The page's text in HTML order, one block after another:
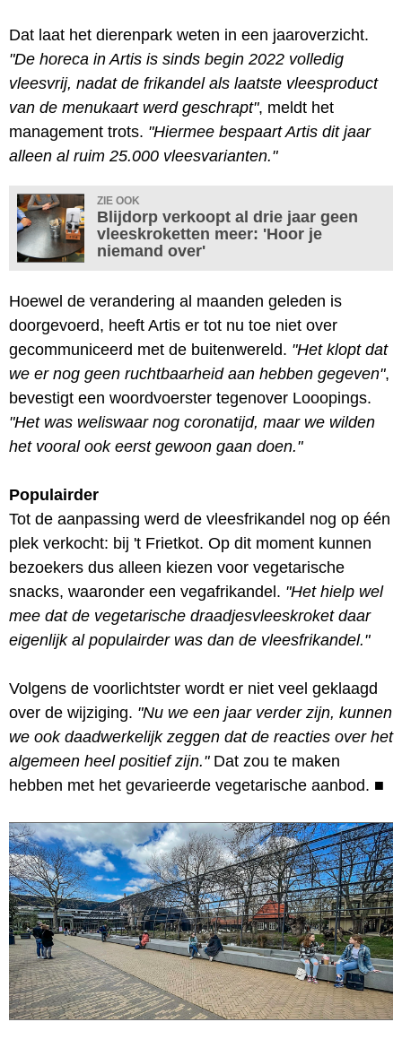
Dat laat het dierenpark weten in een jaaroverzicht.
"De horeca in Artis is sinds begin 2022 volledig
vleesvrij, nadat de frikandel als laatste vleesproduct
van de menukaart werd geschrapt", meldt het
management trots. "Hiermee bespaart Artis dit jaar
alleen al ruim 25.000 vleesvarianten."
ZIE OOK
Blijdorp verkoopt al drie jaar geen
vleeskroketten meer: 'Hoor je
niemand over'
Hoewel de verandering al maanden geleden is
doorgevoerd, heeft Artis er tot nu toe niet over
gecommuniceerd met de buitenwereld. "Het klopt dat
we er nog geen ruchtbaarheid aan hebben gegeven",
bevestigt een woordvoerster tegenover Looopings.
"Het was weliswaar nog coronatijd, maar we wilden
het vooral ook eerst gewoon gaan doen."
Populairder
Tot de aanpassing werd de vleesfrikandel nog op één
plek verkocht: bij 't Frietkot. Op dit moment kunnen
bezoekers dus alleen kiezen voor vegetarische
snacks, waaronder een vegafrikandel. "Het hielp wel
mee dat de vegetarische draadjesvleeskroket daar
eigenlijk al populairder was dan de vleesfrikandel."
Volgens de voorlichtster wordt er niet veel geklaagd
over de wijziging. "Nu we een jaar verder zijn, kunnen
we ook daadwerkelijk zeggen dat de reacties over het
algemeen heel positief zijn."Dat zou te maken
hebben met het gevarieerde vegetarische aanbod. ■